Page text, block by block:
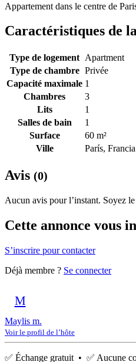
Appartement dans le centre de
Caractéristiques de
Type de logement Apartment
Type de chambre Privée
Capacité maximale 1
Chambres
3
Lits
1
Salles de bain
1
Surface
60 m²
Ville
París, Francia
Avis (0)
Aucun avis pour l’instant. Soyez
Cette annonce vous
S’inscrire pour contacter
Déjà membre ? Se connecter
M
Maylis m.
Voir le profil de l’hôte
✅ Échange gratuit • ✅ Aucune